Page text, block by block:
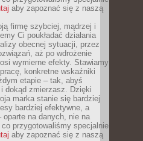
aby zapoznać się z naszą
firmę szybciej, mądrzej i
Ci poukładać działania
obecnej sytuacji, przez
aż po wdrożenie
wymierne efekty. Stawiamy
konkretne wskaźniki
etapie – tak, abyś
dokąd zmierzasz. Dzięki
marka stanie się bardziej
bardziej efektywne, a
oparte na danych, nie na
przygotowaliśmy specjalnie
aby zapoznać się z naszą